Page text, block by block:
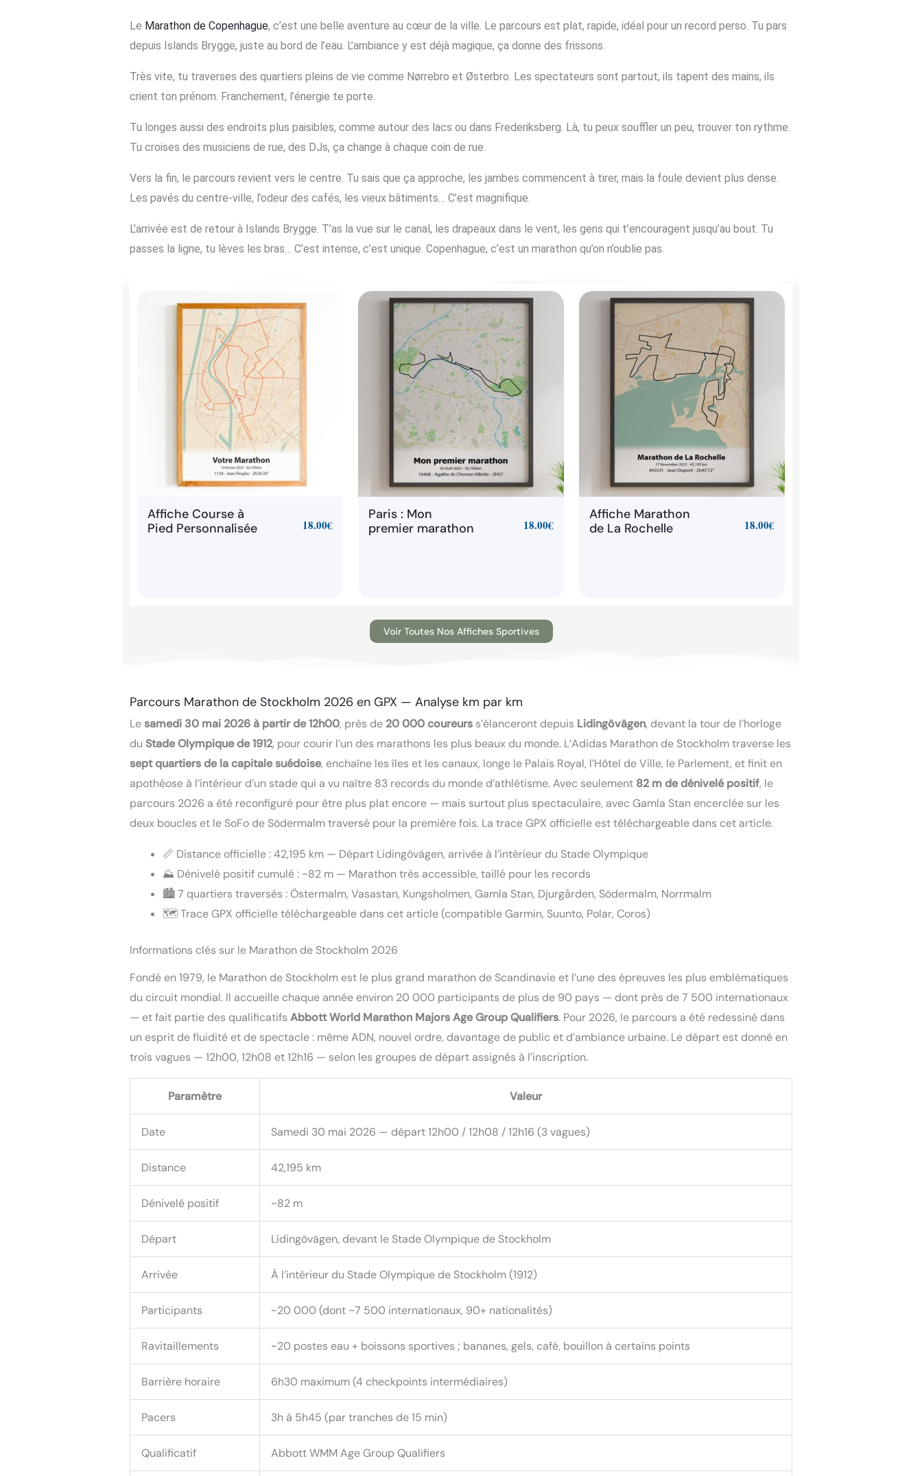
Le Marathon de Copenhague, c’est une belle aventure au cœur de la ville. Le parcours est plat, rapide, idéal pour un record perso. Tu pars
depuis Islands Brygge, juste au bord de l’eau. L’ambiance y est déjà magique, ça donne des frissons.
Très vite, tu traverses des quartiers pleins de vie comme Nørrebro et Østerbro. Les spectateurs sont partout, ils tapent des mains, ils
crient ton prénom. Franchement, l’énergie te porte.
Tu longes aussi des endroits plus paisibles, comme autour des lacs ou dans Frederiksberg. Là, tu peux souffler un peu, trouver ton rythme.
Tu croises des musiciens de rue, des DJs, ça change à chaque coin de rue.
Vers la fin, le parcours revient vers le centre. Tu sais que ça approche, les jambes commencent à tirer, mais la foule devient plus dense.
Les pavés du centre-ville, l’odeur des cafés, les vieux bâtiments… C’est magnifique.
L’arrivée est de retour à Islands Brygge. T’as la vue sur le canal, les drapeaux dans le vent, les gens qui t’encouragent jusqu’au bout. Tu
passes la ligne, tu lèves les bras… C’est intense, c’est unique. Copenhague, c’est un marathon qu’on n’oublie pas.
Affiche Course à
Pied Personnalisée
18.00€
Paris : Mon
premier marathon
18.00€
Affiche Marathon
de La Rochelle
18.00€
Voir Toutes Nos Affiches Sportives
Parcours Marathon de Stockholm 2026 en GPX — Analyse km par km
Lesamedi 30 mai 2026 à partir de 12h00, près de 20 000 coureurss’élanceront depuis Lidingövägen, devant la tour de l’horloge
du Stade Olympique de 1912, pour courir l’un des marathons les plus beaux du monde. L’Adidas Marathon de Stockholm traverse les
sept quartiers de la capitale suédoise, enchaîne les îles et les canaux, longe le Palais Royal, l’Hôtel de Ville, le Parlement, et finit en
apothéose à l’intérieur d’un stade qui a vu naître 83 records du monde d’athlétisme. Avec seulement 82 m de dénivelé positif, le
parcours 2026 a été reconfiguré pour être plus plat encore — mais surtout plus spectaculaire, avec Gamla Stan encerclée sur les
deux boucles et le SoFo de Södermalm traversé pour la première fois. La trace GPX officielle est téléchargeable dans cet article.
📏 Distance officielle : 42,195 km — Départ Lidingövägen, arrivée à l’intérieur du Stade Olympique
⛰️ Dénivelé positif cumulé : ~82 m — Marathon très accessible, taillé pour les records
🏙️ 7 quartiers traversés : Östermalm, Vasastan, Kungsholmen, Gamla Stan, Djurgården, Södermalm, Norrmalm
🗺️ Trace GPX officielle téléchargeable dans cet article (compatible Garmin, Suunto, Polar, Coros)
Informations clés sur le Marathon de Stockholm 2026
Fondé en 1979, le Marathon de Stockholm est le plus grand marathon de Scandinavie et l’une des épreuves les plus emblématiques
du circuit mondial. Il accueille chaque année environ 20 000 participants de plus de 90 pays — dont près de 7 500 internationaux
— et fait partie des qualificatifs Abbott World Marathon Majors Age Group Qualifiers. Pour 2026, le parcours a été redessiné dans
un esprit de fluidité et de spectacle : même ADN, nouvel ordre, davantage de public et d’ambiance urbaine. Le départ est donné en
trois vagues — 12h00, 12h08 et 12h16 — selon les groupes de départ assignés à l’inscription.
Paramètre Valeur
Date Samedi 30 mai 2026 — départ 12h00 / 12h08 / 12h16 (3 vagues)
Distance 42,195 km
Dénivelé positif ~82 m
Départ Lidingövägen, devant le Stade Olympique de Stockholm
Arrivée À l’intérieur du Stade Olympique de Stockholm (1912)
Participants ~20 000 (dont ~7 500 internationaux, 90+ nationalités)
Ravitaillements ~20 postes eau + boissons sportives ; bananes, gels, café, bouillon à certains points
Barrière horaire 6h30 maximum (4 checkpoints intermédiaires)
Pacers 3h à 5h45 (par tranches de 15 min)
Qualificatif Abbott WMM Age Group Qualifiers